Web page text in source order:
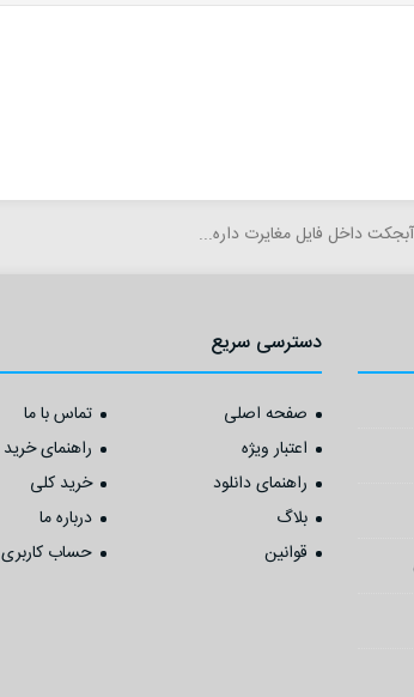
دسترسی سریع
صفحه اصلی
تماس با ما
اعتبار ویژه
راهنمای خرید
راهنمای دانلود
خرید کلی
بلاگ
درباره ما
قوانین
حساب کاربری